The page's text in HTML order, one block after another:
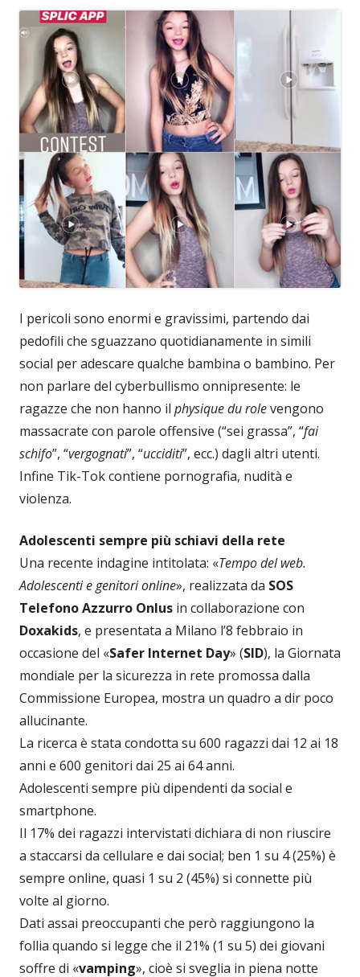
I pericoli sono enormi e gravissimi, partendo dai
pedofili che sguazzano quotidianamente in simili
social per adescare qualche bambina o bambino. Per
non parlare del cyberbullismo onnipresente: le
ragazze che non hanno il physique du rolevengono
massacrate con parole offensive (“sei grassa”, “fai
schifo”, “vergognati”, “ucciditi”, ecc.) dagli altri utenti.
Infine Tik-Tok contiene pornografia, nudità e
violenza.
Adolescenti sempre più schiavi della rete
Una recente indagine intitolata: «Tempo del web.
Adolescenti e genitori online», realizzata da SOS
Telefono Azzurro Onlus in collaborazione con
Doxakids, e presentata a Milano l’8 febbraio in
occasione del «Safer Internet Day» (SID), la Giornata
mondiale per la sicurezza in rete promossa dalla
Commissione Europea, mostra un quadro a dir poco
allucinante.
La ricerca è stata condotta su 600 ragazzi dai 12 ai 18
anni e 600 genitori dai 25 ai 64 anni.
Adolescenti sempre più dipendenti da social e
smartphone.
Il 17% dei ragazzi intervistati dichiara di non riuscire
a staccarsi da cellulare e dai social; ben 1 su 4 (25%) è
sempre online, quasi 1 su 2 (45%) si connette più
volte al giorno.
Dati assai preoccupanti che però raggiungono la
follia quando si legge che il 21% (1 su 5) dei giovani
soffre di «vamping», cioè si sveglia in piena notte